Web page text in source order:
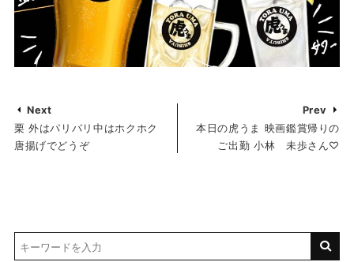
Next
栗 外はパリパリ中はホクホク
唐揚げでどうぞ
Prev
本日の虎うま 映画鑑賞帰りの
ご出勤 小林 未歩さん♡